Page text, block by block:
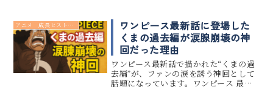
Netflix、dアニメストア、Amazonプ
ライム・ビデオをはじめ...
アニメ 成長ヒストリー
ワンピース最新話に登場した
くまの過去編が涙腺崩壊の神
回だった理由
ワンピース最新話で描かれた“くまの過
去編”が、ファンの涙を誘う神回として
話題になっています。ワンピース 最新